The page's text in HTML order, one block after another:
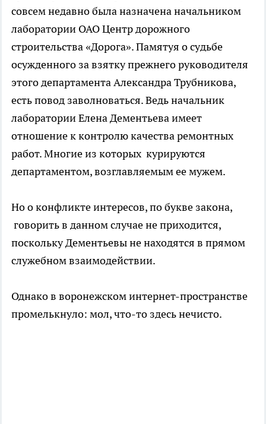
совсем недавно была назначена начальником
лаборатории ОАО Центр дорожного
строительства «Дорога». Памятуя о судьбе
осужденного за взятку прежнего руководителя
этого департамента Александра Трубникова,
есть повод заволноваться. Ведь начальник
лаборатории Елена Дементьева имеет
отношение к контролю качества ремонтных
работ. Многие из которых курируются
департаментом, возглавляемым ее мужем.
Но о конфликте интересов, по букве закона,
говорить в данном случае не приходится,
поскольку Дементьевы не находятся в прямом
служебном взаимодействии.
Однако в воронежском интернет-пространстве
промелькнуло: мол, что-то здесь нечисто.